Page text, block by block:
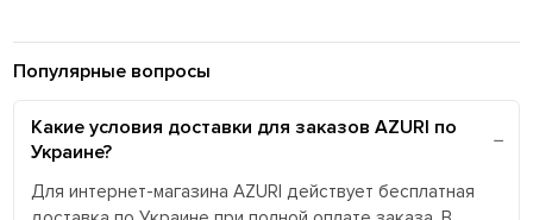
Популярные вопросы
Какие условия доставки для заказов AZURI по
Украине?
Для интернет-магазина AZURI действует бесплатная